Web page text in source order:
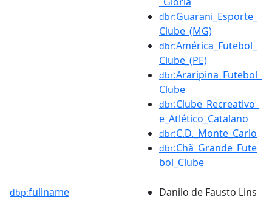
dbr:Guarani_Esporte_
Clube_(MG)
dbr:América_Futebol_
Clube_(PE)
dbr:Araripina_Futebol_
Clube
dbr:Clube_Recreativo_
e_Atlético_Catalano
dbr:C.D._Monte_Carlo
dbr:Chã_Grande_Fute
bol_Clube
dbp:fullname Danilo de Fausto Lins